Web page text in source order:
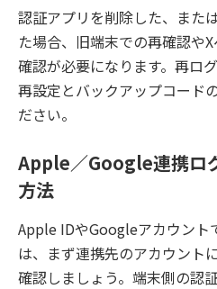
認証アプリを削除した、また
た場合、旧端末での再確認や
確認が必要になります。再ロ
再設定とバックアップコード
ださい。
Apple／Google連携ロ
方法
Apple IDやGoogleアカウント
は、まず連携先のアカウント
確認しましょう。端末側の認